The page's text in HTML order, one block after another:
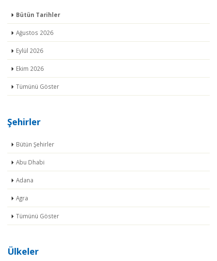
Bütün Tarihler
Ağustos 2026
Eylül 2026
Ekim 2026
Tümünü Göster
Şehirler
Bütün Şehirler
Abu Dhabi
Adana
Agra
Tümünü Göster
Ülkeler